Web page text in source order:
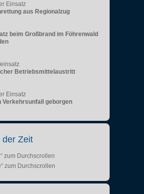
Einsatz
aus Regionalzug
beim Großbrand im Föhrenwald
Betriebsmittelaustritt
Einsatz
Verkehrsunfall geborgen
der Zeit
zum Durchscrollen
zum Durchscrollen